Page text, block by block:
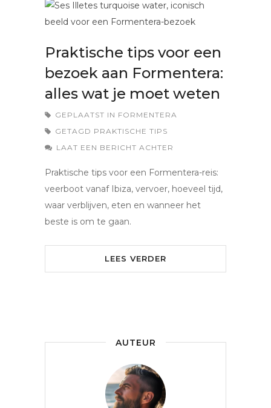
Praktische tips voor een
bezoek aan Formentera:
alles wat je moet weten
GEPLAATST IN FORMENTERA
GETAGD PRAKTISCHE TIPS
LAAT EEN BERICHT ACHTER
Praktische tips voor een Formentera-reis:
veerboot vanaf Ibiza, vervoer, hoeveel tijd,
waar verblijven, eten en wanneer het
beste is om te gaan.
LEES VERDER
AUTEUR